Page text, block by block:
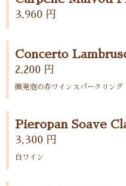
3,960 円
Concerto
2,200 円
微発泡の赤ワインスパークリング
Pieropan Soave
3,300 円
白ワイン